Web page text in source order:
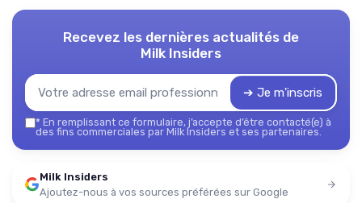
Recevez les dernières actualités de
Milk Insiders
➔ Je m'inscris
* En remplissant ce formulaire, j’accepte d’être contacté(e) à
des fins commerciales par Milk Insiders et ses partenaires.
Milk Insiders
Ajoutez-nous à vos sources préférées sur Google